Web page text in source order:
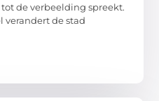
de verbeelding spreekt.
verandert de stad